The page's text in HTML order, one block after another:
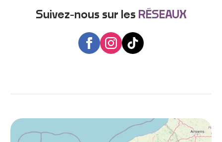
Suivez-nous sur les RÉSEAUX